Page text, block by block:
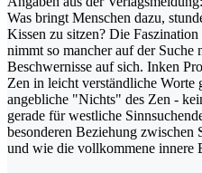
Was bringt Menschen dazu,
Kissen zu sitzen? Die
nimmt so mancher auf der Suche
Beschwernisse auf sich. Inken
Zen in leicht verständliche Worte
angebliche "Nichts" des Zen -
gerade für westliche
besonderen Beziehung zwischen
und wie die vollkommene innere